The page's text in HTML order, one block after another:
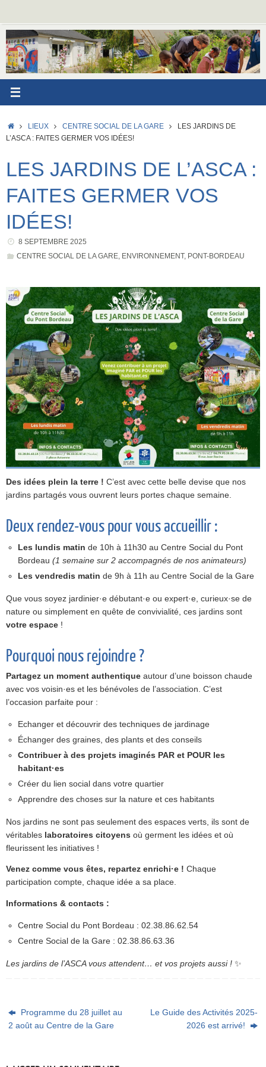
contenu
ACCUEIL
LIEUX CENTRE SOCIAL DE LA GARE
LES JARDINS DE
L’ASCA : FAITES GERMER VOS IDÉES!
LES JARDINS DE L’ASCA :
FAITES GERMER VOS
IDÉES!
8 SEPTEMBRE 2025
CENTRE SOCIAL DE LA GARE, ENVIRONNEMENT, PONT-BORDEAU
Des idées plein la terre ! C’est avec cette belle devise que nos
jardins partagés vous ouvrent leurs portes chaque semaine.
Deux rendez-vous pour vous accueillir :
Les lundis matin de 10h à 11h30 au Centre Social du Pont
Bordeau(1 semaine sur 2 accompagnés de nos animateurs)
Les vendredis matin de 9h à 11h au Centre Social de la Gare
Que vous soyez jardinier·e débutant·e ou expert·e, curieux·se de
nature ou simplement en quête de convivialité, ces jardins sont
votre espace !
Pourquoi nous rejoindre ?
Partagez un moment authentique autour d’une boisson chaude
avec vos voisin·es et les bénévoles de l’association. C’est
l’occasion parfaite pour :
Echanger et découvrir des techniques de jardinage
Échanger des graines, des plants et des conseils
Contribuer à des projets imaginés PAR et POUR les
habitant·es
Créer du lien social dans votre quartier
Apprendre des choses sur la nature et ces habitants
Nos jardins ne sont pas seulement des espaces verts, ils sont de
véritables laboratoires citoyens où germent les idées et où
fleurissent les initiatives !
Venez comme vous êtes, repartez enrichi·e ! Chaque
participation compte, chaque idée a sa place.
Informations & contacts :
Centre Social du Pont Bordeau : 02.38.86.62.54
Centre Social de la Gare : 02.38.86.63.36
Les jardins de l’ASCA vous attendent… et vos projets aussi ! ✨
Programme du 28 juillet au
2 août au Centre de la Gare
Le Guide des Activités 2025-
2026 est arrivé!